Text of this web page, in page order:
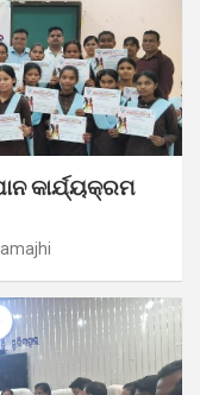
କାର୍ଯ୍ୟକ୍ରମ